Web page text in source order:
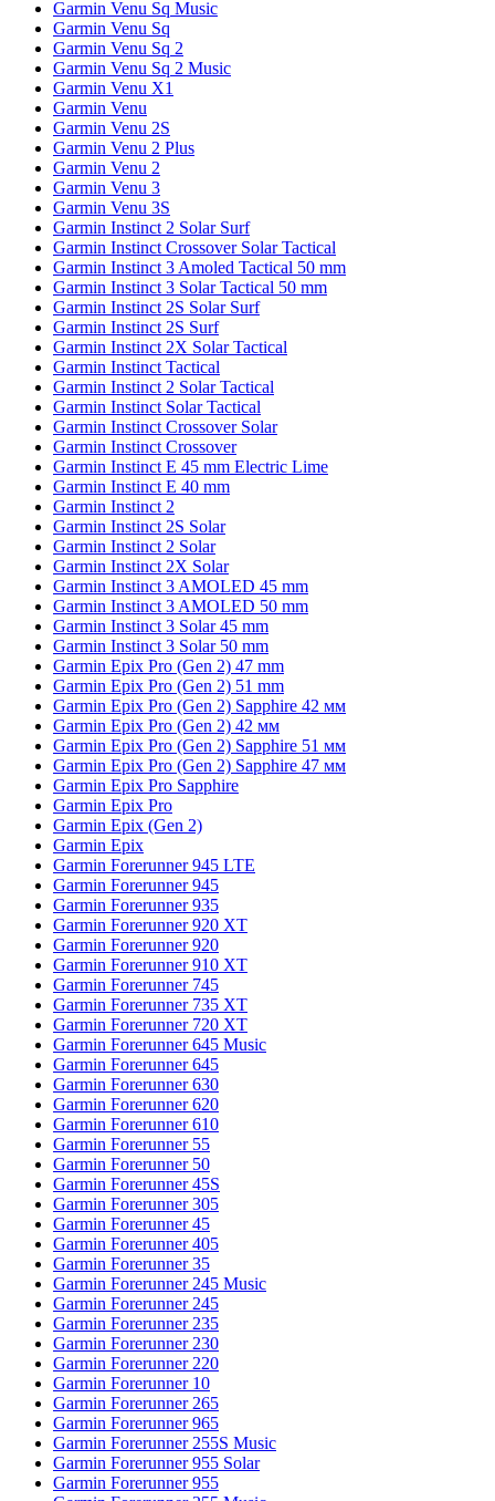
Garmin Venu Sq Music
Garmin Venu Sq
Garmin Venu Sq 2
Garmin Venu Sq 2 Music
Garmin Venu X1
Garmin Venu
Garmin Venu 2S
Garmin Venu 2 Plus
Garmin Venu 2
Garmin Venu 3
Garmin Venu 3S
Garmin Instinct 2 Solar Surf
Garmin Instinct Crossover Solar Tactical
Garmin Instinct 3 Amoled Tactical 50 mm
Garmin Instinct 3 Solar Tactical 50 mm
Garmin Instinct 2S Solar Surf
Garmin Instinct 2S Surf
Garmin Instinct 2X Solar Tactical
Garmin Instinct Tactical
Garmin Instinct 2 Solar Tactical
Garmin Instinct Solar Tactical
Garmin Instinct Crossover Solar
Garmin Instinct Crossover
Garmin Instinct E 45 mm Electric Lime
Garmin Instinct E 40 mm
Garmin Instinct 2
Garmin Instinct 2S Solar
Garmin Instinct 2 Solar
Garmin Instinct 2X Solar
Garmin Instinct 3 AMOLED 45 mm
Garmin Instinct 3 AMOLED 50 mm
Garmin Instinct 3 Solar 45 mm
Garmin Instinct 3 Solar 50 mm
Garmin Epix Pro (Gen 2) 47 mm
Garmin Epix Pro (Gen 2) 51 mm
Garmin Epix Pro (Gen 2) Sapphire 42 мм
Garmin Epix Pro (Gen 2) 42 мм
Garmin Epix Pro (Gen 2) Sapphire 51 мм
Garmin Epix Pro (Gen 2) Sapphire 47 мм
Garmin Epix Pro Sapphire
Garmin Epix Pro
Garmin Epix (Gen 2)
Garmin Epix
Garmin Forerunner 945 LTE
Garmin Forerunner 945
Garmin Forerunner 935
Garmin Forerunner 920 XT
Garmin Forerunner 920
Garmin Forerunner 910 XT
Garmin Forerunner 745
Garmin Forerunner 735 XT
Garmin Forerunner 720 XT
Garmin Forerunner 645 Music
Garmin Forerunner 645
Garmin Forerunner 630
Garmin Forerunner 620
Garmin Forerunner 610
Garmin Forerunner 55
Garmin Forerunner 50
Garmin Forerunner 45S
Garmin Forerunner 305
Garmin Forerunner 45
Garmin Forerunner 405
Garmin Forerunner 35
Garmin Forerunner 245 Music
Garmin Forerunner 245
Garmin Forerunner 235
Garmin Forerunner 230
Garmin Forerunner 220
Garmin Forerunner 10
Garmin Forerunner 265
Garmin Forerunner 965
Garmin Forerunner 255S Music
Garmin Forerunner 955 Solar
Garmin Forerunner 955